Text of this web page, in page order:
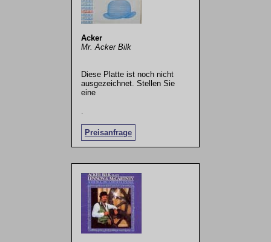
Acker
Mr. Acker Bilk
Diese Platte ist noch nicht
ausgezeichnet. Stellen Sie
eine
Preisanfrage